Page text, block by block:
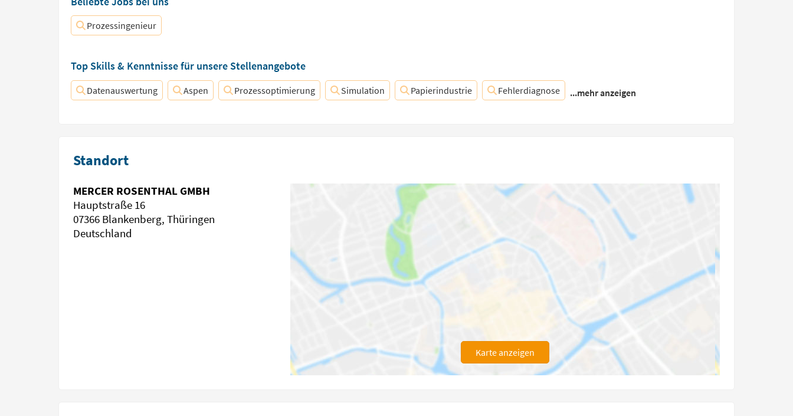
Prozessingenieur
Top Skills & Kenntnisse für unsere Stellenangebote
Datenauswertung Aspen Prozessoptimierung Simulation Papierindustrie Fehlerdiagnose ...mehr anzeigen
Standort
MERCER ROSENTHAL GMBH
Hauptstraße 16
07366 Blankenberg, Thüringen
Deutschland
Karte anzeigen